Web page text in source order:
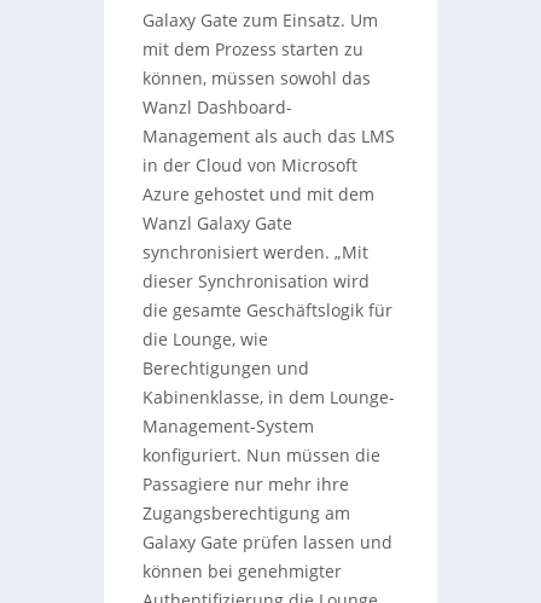
Galaxy Gate zum Einsatz. Um
mit dem Prozess starten zu
können, müssen sowohl das
Wanzl Dashboard-
Management als auch das LMS
in der Cloud von Microsoft
Azure gehostet und mit dem
Wanzl Galaxy Gate
synchronisiert werden. „Mit
dieser Synchronisation wird
die gesamte Geschäftslogik für
die Lounge, wie
Berechtigungen und
Kabinenklasse, in dem Lounge-
Management-System
konfiguriert. Nun müssen die
Passagiere nur mehr ihre
Zugangsberechtigung am
Galaxy Gate prüfen lassen und
können bei genehmigter